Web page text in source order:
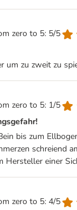
zero to 5: 5/5
um zu zweit zu
zero to 5: 1/5
bis zum
schreiend
Hersteller einer
zero to 5: 4/5